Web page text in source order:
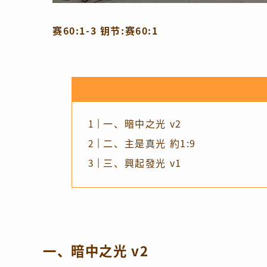
赛60:1-3 钥节:赛60:1
一、暗中之光 v2
二、主是真光 約1:9
三、興起發光 v1
一、暗中之光 v2